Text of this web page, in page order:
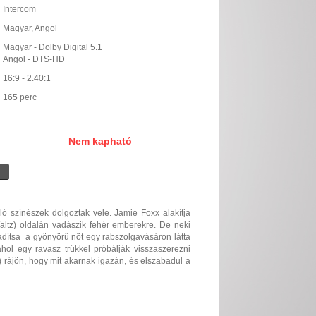
Intercom
Magyar,Angol
Magyar - Dolby Digital 5.1
Angol - DTS-HD
16:9 - 2.40:1
165 perc
Nem kapható
színészek dolgoztak vele. Jamie Foxx alakítja
oldalán vadászik fehér emberekre. De neki
 a gyönyörû nõt egy rabszolgavásáron látta
egy ravasz trükkel próbálják visszaszerezni
hogy mit akarnak igazán, és elszabadul a